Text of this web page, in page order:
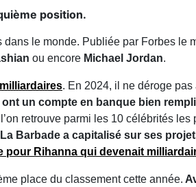
position.
le monde. Publiée par Forbes le
ou encore Michael Jordan.
. En 2024, il ne déroge pas
un compte en banque bien
retrouve parmi les 10 célébrités les
La Barbade a capitalisé sur ses
pour Rihanna qui devenait
place du classement cette année.